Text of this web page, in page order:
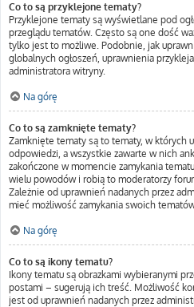
Co to są przyklejone tematy?
Przyklejone tematy są wyświetlane pod
przeglądu tematów. Często są one dość
tylko jest to możliwe. Podobnie, jak
globalnych ogłoszeń, uprawnienia
administratora witryny.
Na górę
Co to są zamknięte tematy?
Zamknięte tematy są to tematy, w których
odpowiedzi, a wszystkie zawarte w nich
zakończone w momencie zamykania
wielu powodów i robią to moderatorzy
Zależnie od uprawnień nadanych przez
mieć możliwość zamykania swoich
Na górę
Co to są ikony tematu?
Ikony tematu są obrazkami wybieranymi
postami – sugerują ich treść. Możliwość
jest od uprawnień nadanych przez